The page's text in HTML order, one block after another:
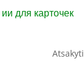
ии для карточек
Atsakyti